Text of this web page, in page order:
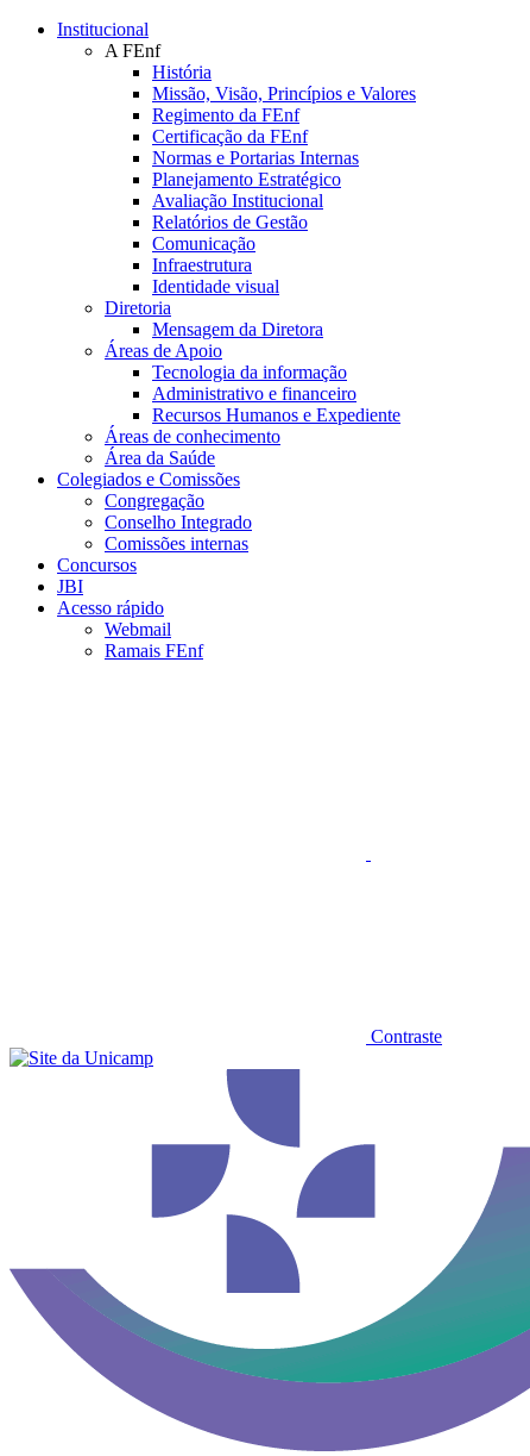
Conteúdo principal
Institucional
A FEnf
História
Missão, Visão, Princípios e Valores
Regimento da FEnf
Certificação da FEnf
Normas e Portarias Internas
Planejamento Estratégico
Avaliação Institucional
Relatórios de Gestão
Comunicação
Infraestrutura
Identidade visual
Diretoria
Mensagem da Diretora
Áreas de Apoio
Tecnologia da informação
Administrativo e financeiro
Recursos Humanos e Expediente
Áreas de conhecimento
Área da Saúde
Colegiados e Comissões
Congregação
Conselho Integrado
Comissões internas
Concursos
JBI
Acesso rápido
Webmail
Ramais FEnf
Contraste